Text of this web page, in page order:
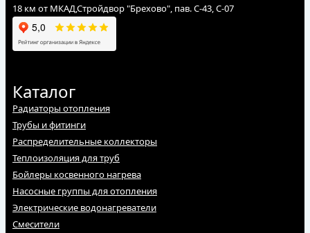
18 км от МКАД,Стройдвор "Брехово", пав. С-43, С-07
Каталог
Радиаторы отопления
Трубы и фитинги
Распределительные коллекторы
Теплоизоляция для труб
Бойлеры косвенного нагрева
Насосные группы для отопления
Электрические водонагреватели
Смесители